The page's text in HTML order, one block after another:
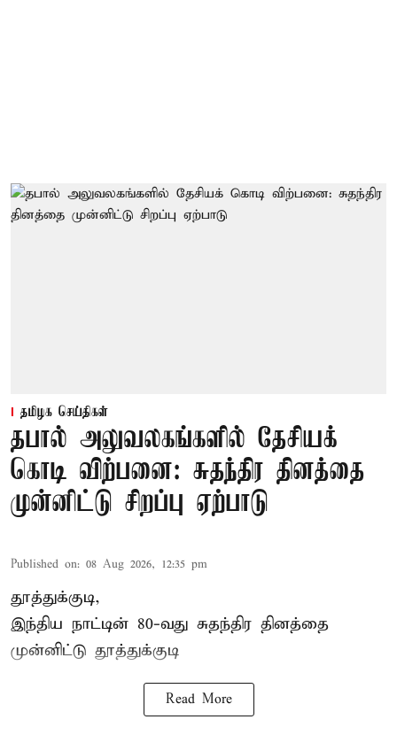
தமிழக செய்திகள்
தபால் அலுவலகங்களில் தேசியக்
கொடி விற்பனை: சுதந்திர தினத்தை
முன்னிட்டு சிறப்பு ஏற்பாடு
Published on: 08 Aug 2026, 12:35 pm
தூத்துக்குடி,
இந்திய நாட்டின் 80-வது சுதந்திர தினத்தை
முன்னிட்டு தூத்துக்குடி
Read More